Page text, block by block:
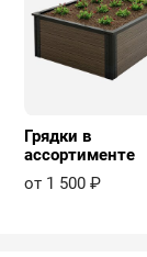
Грядки в
ассортименте
от 1 500 ₽